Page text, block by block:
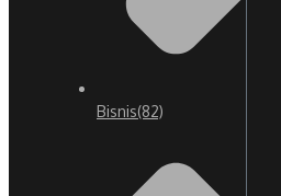
Bisnis(82)